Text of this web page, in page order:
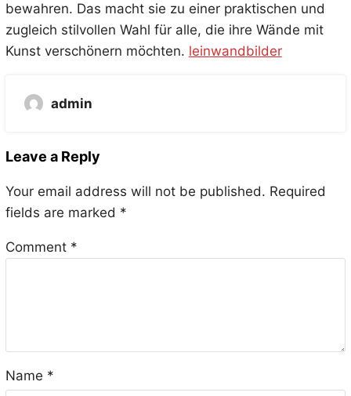
bewahren. Das macht sie zu einer praktischen und
zugleich stilvollen Wahl für alle, die ihre Wände mit
Kunst verschönern möchten. leinwandbilder
admin
Leave a Reply
Your email address will not be published. Required
fields are marked *
Comment *
Name *